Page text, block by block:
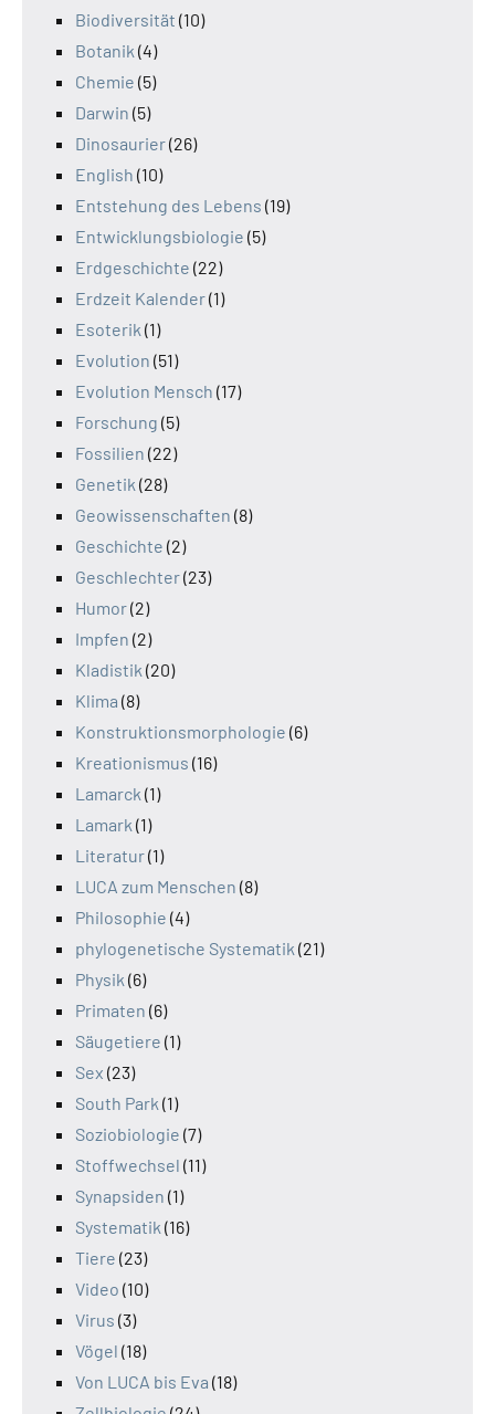
Biodiversität (10)
Botanik (4)
Chemie (5)
Darwin (5)
Dinosaurier(26)
English (10)
Entstehung des Lebens (19)
Entwicklungsbiologie (5)
Erdgeschichte (22)
Erdzeit Kalender(1)
Esoterik (1)
Evolution (51)
Evolution Mensch (17)
Forschung (5)
Fossilien (22)
Genetik (28)
Geowissenschaften (8)
Geschichte (2)
Geschlechter(23)
Humor(2)
Impfen (2)
Kladistik (20)
Klima (8)
Konstruktionsmorphologie (6)
Kreationismus (16)
Lamarck (1)
Lamark (1)
Literatur(1)
LUCA zum Menschen (8)
Philosophie (4)
phylogenetische Systematik (21)
Physik (6)
Primaten (6)
Säugetiere (1)
Sex (23)
South Park (1)
Soziobiologie (7)
Stoffwechsel (11)
Synapsiden (1)
Systematik (16)
Tiere (23)
Video (10)
Virus (3)
Vögel (18)
Von LUCA bis Eva (18)